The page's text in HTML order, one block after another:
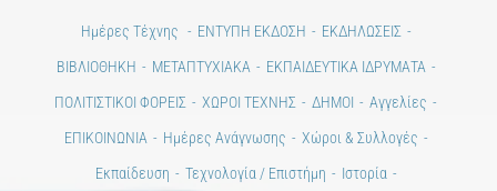
Ημέρες Τέχνης ΕΝΤΥΠΗ ΕΚΔΟΣΗ
ΕΚΔΗΛΩΣΕΙΣ
ΒΙΒΛΙΟΘΗΚΗ
ΜΕΤΑΠΤΥΧΙΑΚΑ
ΕΚΠΑΙΔΕΥΤΙΚΑ ΙΔΡΥΜΑΤΑ